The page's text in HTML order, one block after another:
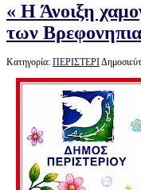
« Η Άνοιξη
των
Κατηγορία: ΠΕΡΙΣΤΕΡΙ